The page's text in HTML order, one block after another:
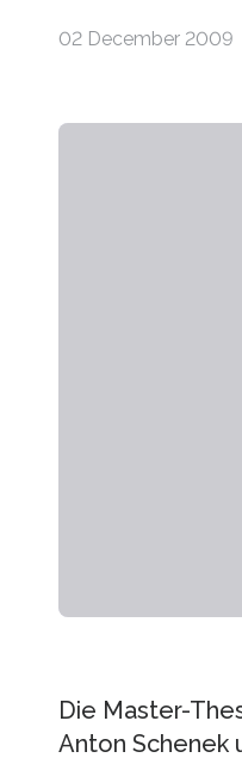
02 December 2009
Die Master-
Anton Schenek